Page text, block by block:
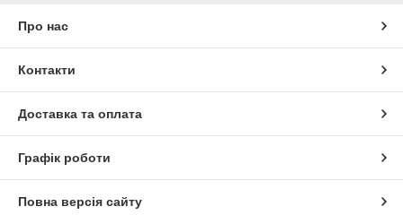
Про нас
Контакти
Доставка та оплата
Графік роботи
Повна версія сайту